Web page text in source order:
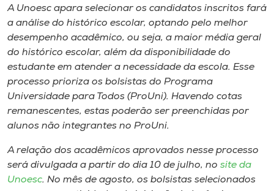
A Unoesc apara selecionar os candidatos inscritos fará
a análise do histórico escolar, optando pelo melhor
desempenho acadêmico, ou seja, a maior média geral
do histórico escolar, além da disponibilidade do
estudante em atender a necessidade da escola. Esse
processo prioriza os bolsistas do Programa
Universidade para Todos (ProUni). Havendo cotas
remanescentes, estas poderão ser preenchidas por
alunos não integrantes no ProUni.
A relação dos acadêmicos aprovados nesse processo
será divulgada a partir do dia 10 de julho, no site da
Unoesc. No mês de agosto, os bolsistas selecionados